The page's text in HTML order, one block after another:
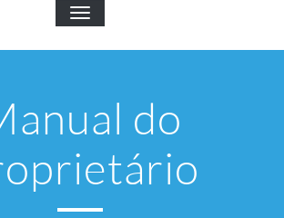
TOGGLE NAVIGATION
do